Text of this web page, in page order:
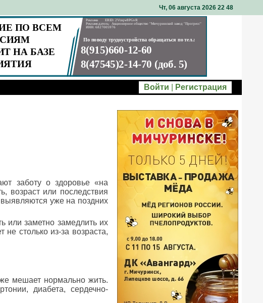
Чт, 06 августа 2026 22: 48
Войти Регистрация
заботу о здоровье «на
возраст или последствия
уже на поздних
или заметно замедлить их
столько из-за возраста,
мешает нормально жить.
диабета, сердечно-